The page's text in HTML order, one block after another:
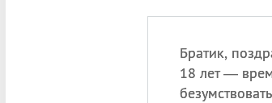
Братик,
18 лет —